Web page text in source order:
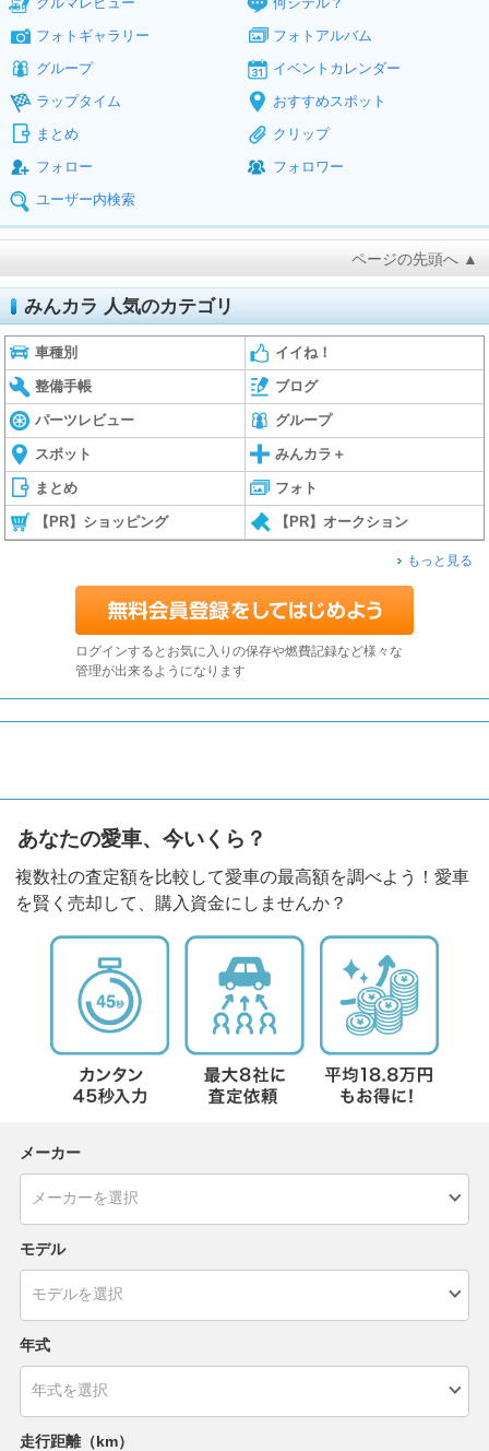
フォトギャラリー
フォトアルバム
グループ
イベントカレンダー
ラップタイム
おすすめスポット
まとめ
クリップ
フォロー
フォロワー
ユーザー内検索
ページの先頭へ ▲
みんカラ 人気のカテゴリ
車種別 イイね！
整備手帳 ブログ
パーツレビュー グループ
スポット みんカラ＋
まとめ フォト
【PR】ショッピング 【PR】オークション
もっと見る
ログインするとお気に入りの保存や燃費記録など様々な
管理が出来るようになります
あなたの愛車、今いくら？
複数社の査定額を比較して愛車の最高額を調べよう！愛車
を賢く売却して、購入資金にしませんか？
メーカー
モデル
年式
走行距離（km）